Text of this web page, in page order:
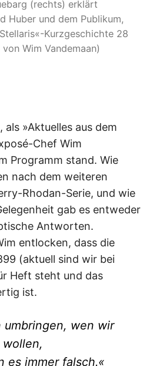
(rechts) erklärt
Huber und dem Publikum,
Kurzgeschichte 28
Wim Vandemaan)
als »Aktuelles aus dem
Chef Wim
Programm stand. Wie
nach dem weiteren
Rhodan-Serie, und wie
gab es entweder
Antworten.
entlocken, dass die
(aktuell sind wir bei
Heft steht und das
ist.
umbringen, wen wir
wollen,
es immer falsch.«